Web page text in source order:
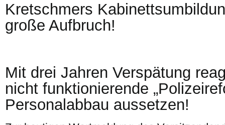
Kretschmers
große Aufbruch!
Mit drei Jahren Verspätung
nicht funktionierende
Personalabbau aussetzen!